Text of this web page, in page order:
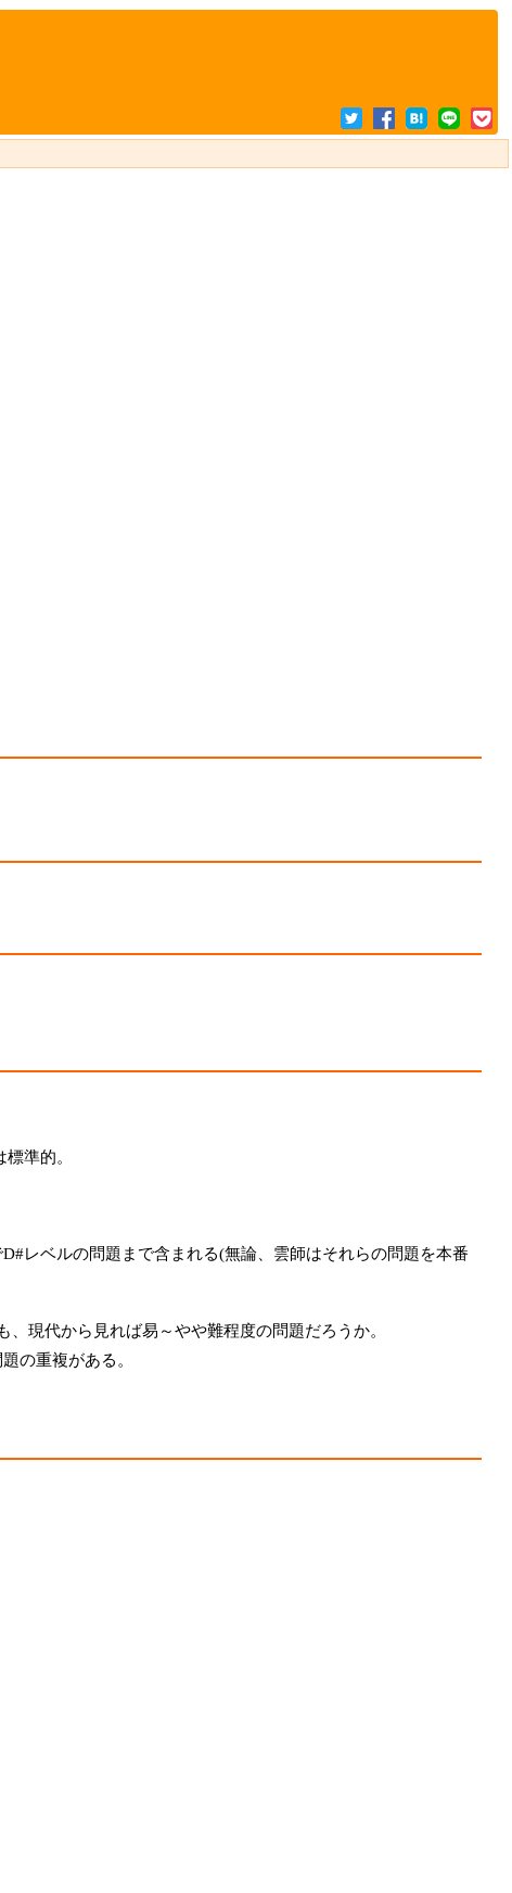
準的。
レベルの問題まで含まれる(無論、雲師はそれらの問題を本番
現代から見れば易～やや難程度の問題だろうか。
の重複がある。